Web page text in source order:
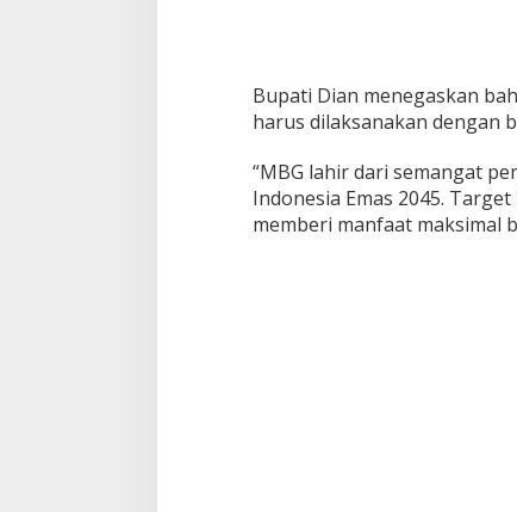
Bupati Dian menegaskan
harus dilaksanakan dengan
“MBG lahir dari semangat
Indonesia Emas 2045.
memberi manfaat maksimal